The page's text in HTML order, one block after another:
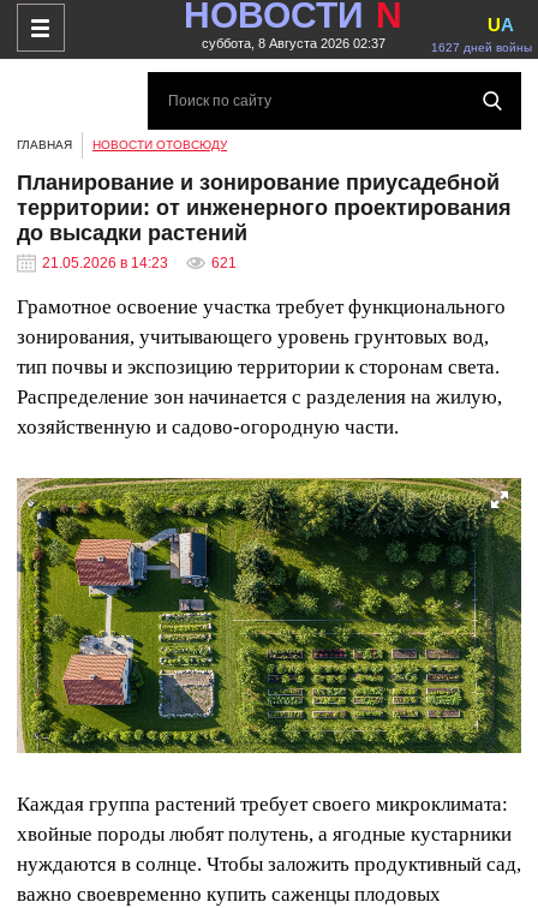
НОВОСТИ N
суббота, 8 Августа 2026 02:37 1627 дней войны
UA
ГЛАВНАЯ НОВОСТИ ОТОВСЮДУ
Планирование и зонирование приусадебной
территории: от инженерного проектирования
до высадки растений
21.05.2026 в 14:23 621
Грамотное освоение участка требует функционального
зонирования, учитывающего уровень грунтовых вод,
тип почвы и экспозицию территории к сторонам света.
Распределение зон начинается с разделения на жилую,
хозяйственную и садово-огородную части.
Каждая группа растений требует своего микроклимата:
хвойные породы любят полутень, а ягодные кустарники
нуждаются в солнце. Чтобы заложить продуктивный сад,
важно своевременно купить саженцы плодовых